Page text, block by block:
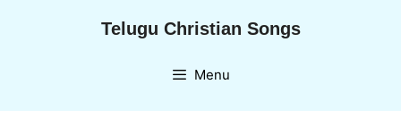
Telugu Christian Songs
Menu